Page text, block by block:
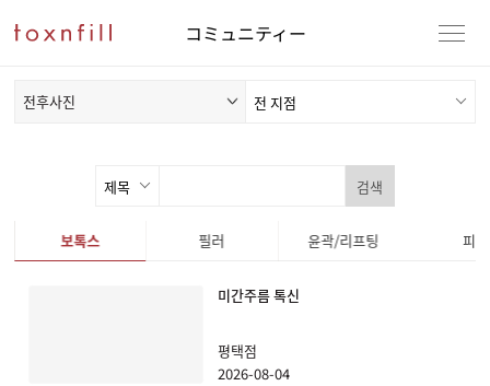
コミュニティー
전후사진
검색
보톡스 필러 윤곽/리프팅 피부
미간주름 톡신
평택점
2026-08-04